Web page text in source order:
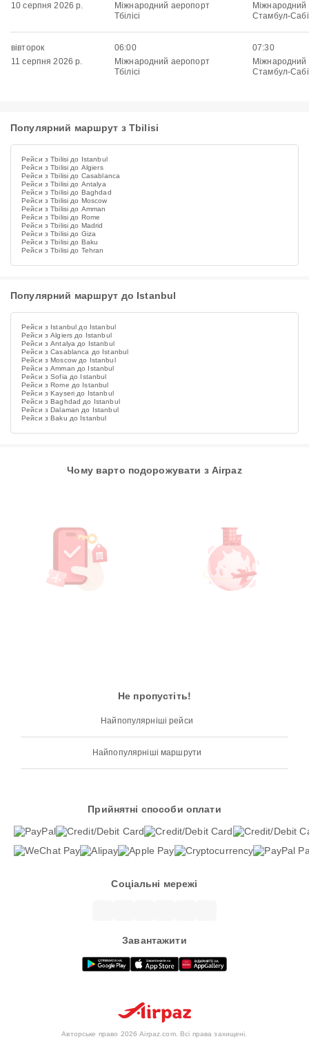
10 серпня 2026 р.
Міжнародний аеропорт
Тбілісі
Міжнародний
Стамбул-
вівторок
11 серпня 2026 р.
06:00
Міжнародний аеропорт
Тбілісі
07:30
Міжнародний
Стамбул-
Популярний маршрут з Tbilisi
Рейси з Tbilisi до Istanbul
Рейси з Tbilisi до Algiers
Рейси з Tbilisi до Casablanca
Рейси з Tbilisi до Antalya
Рейси з Tbilisi до Baghdad
Рейси з Tbilisi до Moscow
Рейси з Tbilisi до Amman
Рейси з Tbilisi до Rome
Рейси з Tbilisi до Madrid
Рейси з Tbilisi до Giza
Рейси з Tbilisi до Baku
Рейси з Tbilisi до Tehran
Популярний маршрут до Istanbul
Рейси з Istanbul до Istanbul
Рейси з Algiers до Istanbul
Рейси з Antalya до Istanbul
Рейси з Casablanca до Istanbul
Рейси з Moscow до Istanbul
Рейси з Amman до Istanbul
Рейси з Sofia до Istanbul
Рейси з Rome до Istanbul
Рейси з Kayseri до Istanbul
Рейси з Baghdad до Istanbul
Рейси з Dalaman до Istanbul
Рейси з Baku до Istanbul
Чому варто подорожувати з Airpaz
Не пропустіть!
Найпопулярніші рейси
Найпопулярніші маршрути
Прийнятні способи оплати
Соціальні мережі
Завантажити
Авторське право 2026 Airpaz.com. Всі права захищені.